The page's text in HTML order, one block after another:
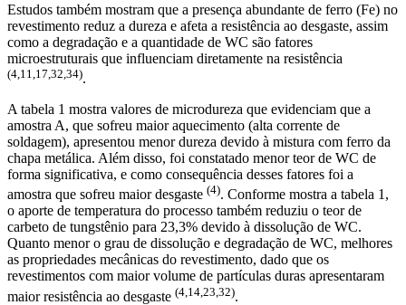
Estudos também mostram que a presença abundante de ferro (Fe) no
revestimento reduz a dureza e afeta a resistência ao desgaste, assim
como a degradação e a quantidade de WC são fatores
microestruturais que influenciam diretamente na resistência
(4,11,17,32,34).
A tabela 1 mostra valores de microdureza que evidenciam que a
amostra A, que sofreu maior aquecimento (alta corrente de
soldagem), apresentou menor dureza devido à mistura com ferro da
chapa metálica. Além disso, foi constatado menor teor de WC de
forma significativa, e como consequência desses fatores foi a
amostra que sofreu maior desgaste (4). Conforme mostra a tabela 1,
o aporte de temperatura do processo também reduziu o teor de
carbeto de tungstênio para 23,3% devido à dissolução de WC.
Quanto menor o grau de dissolução e degradação de WC, melhores
as propriedades mecânicas do revestimento, dado que os
revestimentos com maior volume de partículas duras apresentaram
maior resistência ao desgaste (4,14,23,32).